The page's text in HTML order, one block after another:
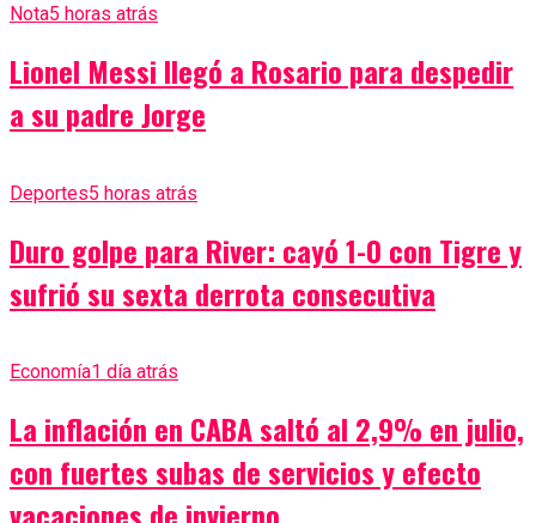
Nota5 horas atrás
Lionel Messi llegó a Rosario para despedir
a su padre Jorge
Deportes5 horas atrás
Duro golpe para River: cayó 1-0 con Tigre y
sufrió su sexta derrota consecutiva
Economía1 día atrás
La inflación en CABA saltó al 2,9% en julio,
con fuertes subas de servicios y efecto